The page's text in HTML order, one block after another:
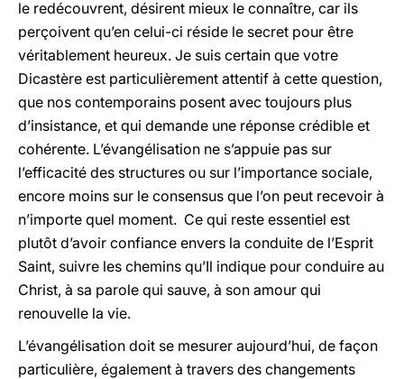
le redécouvrent, désirent mieux le connaître, car ils
perçoivent qu’en celui-ci réside le secret pour être
véritablement heureux. Je suis certain que votre
Dicastère est particulièrement attentif à cette question,
que nos contemporains posent avec toujours plus
d’insistance, et qui demande une réponse crédible et
cohérente. L’évangélisation ne s’appuie pas sur
l’efficacité des structures ou sur l’importance sociale,
encore moins sur le consensus que l’on peut recevoir à
n’importe quel moment. Ce qui reste essentiel est
plutôt d’avoir confiance envers la conduite de l’Esprit
Saint, suivre les chemins qu’Il indique pour conduire au
Christ, à sa parole qui sauve, à son amour qui
renouvelle la vie.
L’évangélisation doit se mesurer aujourd’hui, de façon
particulière, également à travers des changements